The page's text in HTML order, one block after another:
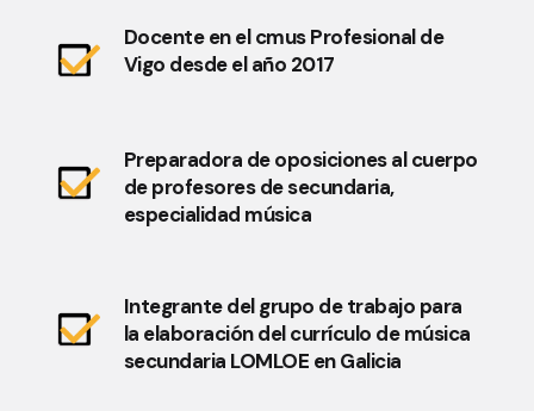
Docente en el cmus Profesional de
Vigo desde el año 2017
Preparadora de oposiciones al cuerpo
de profesores de secundaria,
especialidad música
Integrante del grupo de trabajo para
la elaboración del currículo de música
secundaria LOMLOE en Galicia